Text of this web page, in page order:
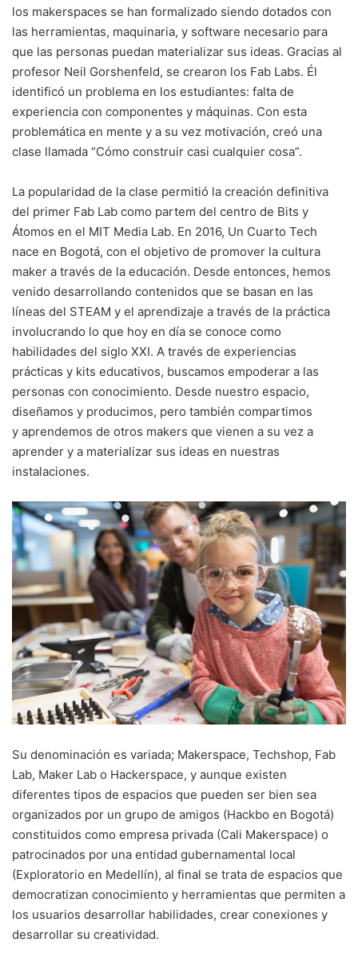
los makerspaces se han formalizado siendo dotados con
las herramientas, maquinaria, y software necesario para
que las personas puedan materializar sus ideas. Gracias al
profesor Neil Gorshenfeld, se crearon los Fab Labs. Él
identificó un problema en los estudiantes: falta de
experiencia con componentes y máquinas. Con esta
problemática en mente y a su vez motivación, creó una
clase llamada “Cómo construir casi cualquier cosa”.
La popularidad de la clase permitió la creación definitiva
del primer Fab Lab como partem del centro de Bits y
Átomos en el MIT Media Lab. En 2016, Un Cuarto Tech
nace en Bogotá, con el objetivo de promover la cultura
maker a través de la educación. Desde entonces, hemos
venido desarrollando contenidos que se basan en las
líneas del STEAM y el aprendizaje a través de la práctica
involucrando lo que hoy en día se conoce como
habilidades del siglo XXI. A través de experiencias
prácticas y kits educativos, buscamos empoderar a las
personas con conocimiento. Desde nuestro espacio,
diseñamos y producimos, pero también compartimos
y aprendemos de otros makers que vienen a su vez a
aprender y a materializar sus ideas en nuestras
instalaciones.
Su denominación es variada; Makerspace, Techshop, Fab
Lab, Maker Lab o Hackerspace, y aunque existen
diferentes tipos de espacios que pueden ser bien sea
organizados por un grupo de amigos (Hackbo en Bogotá)
constituidos como empresa privada (Cali Makerspace) o
patrocinados por una entidad gubernamental local
(Exploratorio en Medellín), al final se trata de espacios que
democratizan conocimiento y herramientas que permiten a
los usuarios desarrollar habilidades, crear conexiones y
desarrollar su creatividad.